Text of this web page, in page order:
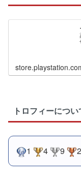
トロフィーについ
1 4 9